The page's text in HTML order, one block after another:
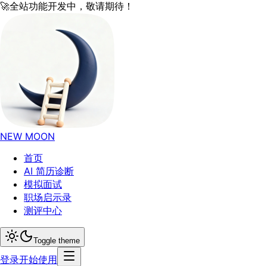
🚀全站功能开发中，敬请期待！
NEW MOON
首页
AI 简历诊断
模拟面试
职场启示录
测评中心
Toggle theme
登录开始使用